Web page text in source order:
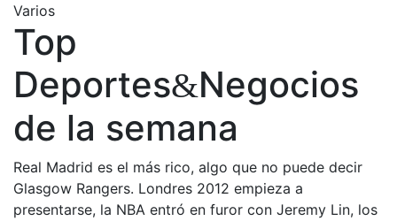
Varios
Top
Deportes&Negocios
de la semana
Real Madrid es el más rico, algo que no puede decir
Glasgow Rangers. Londres 2012 empieza a
presentarse, la NBA entró en furor con Jeremy Lin, los